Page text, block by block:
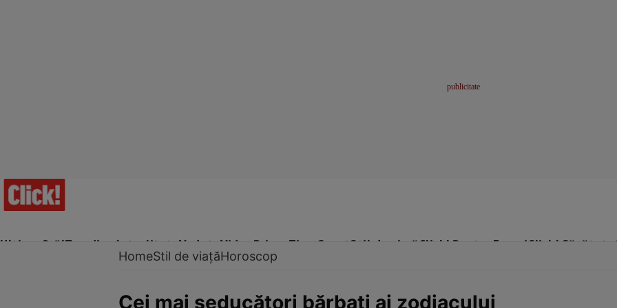
Ultima Oră!Trending Actualitate Vedete Video Prime Time SportStil de viațăClick! Pentru FemeiClick! Sănătate
HomeStil de viațăHoroscop
Cei mai seducători bărbaţi ai zodiacului